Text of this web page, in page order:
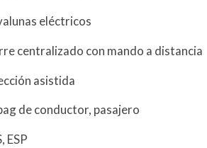
eléctricos
centralizado con mando a distancia
asistida
de conductor, pasajero
ESP